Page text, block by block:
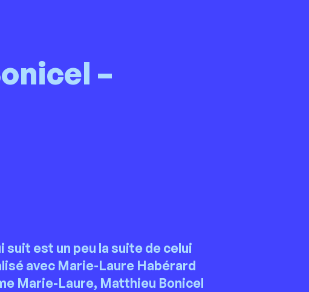
–
suit est un peu la suite de celui
avec Marie-Laure Habérard
Marie-Laure, Matthieu Bonicel